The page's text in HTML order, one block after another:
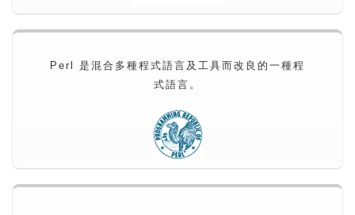
Perl 是混合多種程式語言及工具而改良的一種程
式語言。